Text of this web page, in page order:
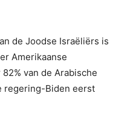
de Joodse Israëliërs is
Amerikaanse
van de Arabische
regering-Biden eerst